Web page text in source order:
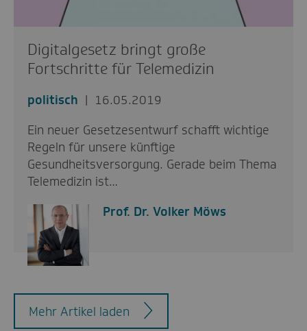
Digitalgesetz bringt große
Fortschritte für Telemedizin
politisch
16.05.2019
Ein neuer Gesetzesentwurf schafft wichtige
Regeln für unsere künftige
Gesundheitsversorgung. Gerade beim Thema
Telemedizin ist…
Prof. Dr. Volker Möws
Mehr Artikel laden